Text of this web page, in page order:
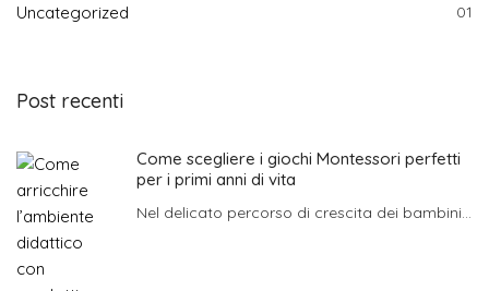
Uncategorized 01
Post recenti
Come scegliere i giochi Montessori perfetti
per i primi anni di vita
Nel delicato percorso di crescita dei bambini...